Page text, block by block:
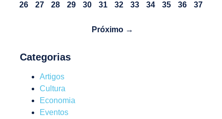
26 27 28 29 30 31 32 33 34 35 36 37
Próximo →
Categorias
Artigos
Cultura
Economia
Eventos